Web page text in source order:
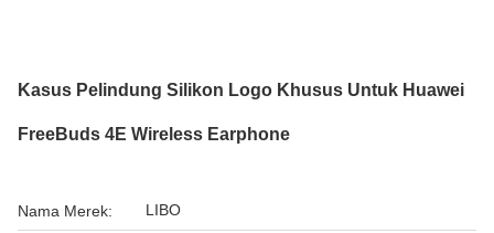
Kasus Pelindung Silikon Logo Khusus Untuk Huawei
FreeBuds 4E Wireless Earphone
Nama Merek: LIBO